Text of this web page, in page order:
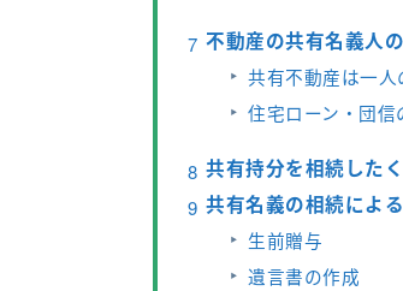
不動産の共有名義人
共有不動産は一
住宅ローン・団
共有持分を相続した
共有名義の相続によ
生前贈与
遺言書の作成